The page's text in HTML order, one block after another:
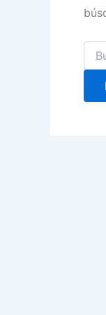
por: